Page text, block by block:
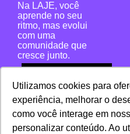
Utilizamos cookies para
experiência, melhorar o
como você interage em
personalizar conteúdo. Ao
Na LAJE, você
aprende no seu
ritmo, mas evolui
com uma
comunidade que
cresce junto.